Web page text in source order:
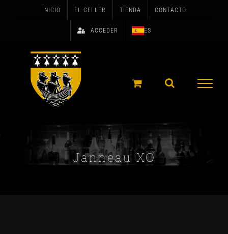
INICIO EL CELLER TIENDA CONTACTO
ACCEDER ES
Janneau XO